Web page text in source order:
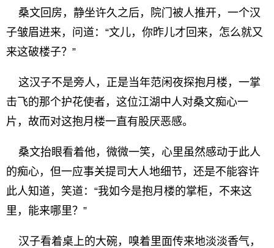
桑文回房，静坐许久之后，院门被人推开，一个汉
子皱眉进来，问道：“文儿，你昨儿才回来，怎么就又
来这破楼子？”
这汉子不是旁人，正是当年范闲夜探抱月楼，一掌
击飞的那个护花使者，这位江湖中人对桑文痴心一
片，故而对这抱月楼一直有股厌恶感。
桑文抬眼看着他，微微一笑，心里虽然感动于此人
的痴心，但一应事关提司大人地细节，还是不能容许
此人知道，笑道：“我如今是抱月楼的掌柜，不来这
里，能来哪里？”
汉子看着桌上的大碗，嗅着里面传来地淡淡香气，